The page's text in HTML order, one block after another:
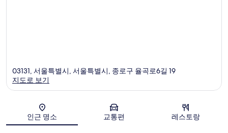
지도
03131, 서울특별시, 서울특별시, 종로구 율곡로6길 19
지도로 보기
인근 명소 교통편 레스토랑